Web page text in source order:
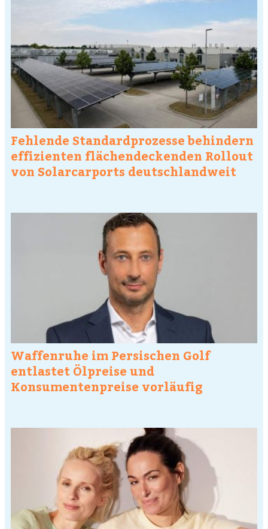
Fehlende Standardprozesse behindern
effizienten flächendeckenden Rollout
von Solarcarports deutschlandweit
Waffenruhe im Persischen Golf
entlastet Ölpreise und
Konsumentenpreise vorläufig